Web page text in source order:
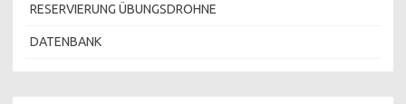
RESERVIERUNG ÜBUNGSDROHNE
DATENBANK